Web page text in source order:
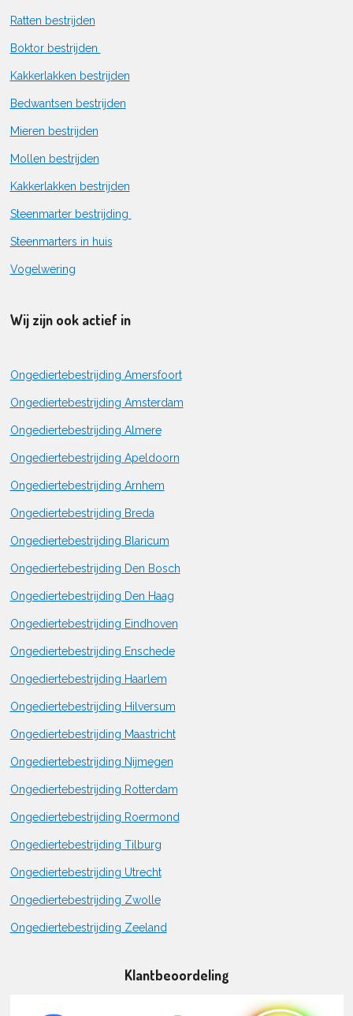
Ratten bestrijden
Boktor bestrijden
Kakkerlakken bestrijden
Bedwantsen bestrijden
Mieren bestrijden
Mollen bestrijden
Kakkerlakken bestrijden
Steenmarter bestrijding
Steenmarters in huis
Vogelwering
Wij zijn ook actief in
Ongediertebestrijding Amersfoort
Ongediertebestrijding Amsterdam
Ongediertebestrijding Almere
Ongediertebestrijding Apeldoorn
Ongediertebestrijding Arnhem
Ongediertebestrijding Breda
Ongediertebestrijding Blaricum
Ongediertebestrijding Den Bosch
Ongediertebestrijding Den Haag
Ongediertebestrijding Eindhoven
Ongediertebestrijding Enschede
Ongediertebestrijding Haarlem
Ongediertebestrijding Hilversum
Ongediertebestrijding Maastricht
Ongediertebestrijding Nijmegen
Ongediertebestrijding Rotterdam
Ongediertebestrijding Roermond
Ongediertebestrijding Tilburg
Ongediertebestrijding Utrecht
Ongediertebestrijding Zwolle
Ongediertebestrijding Zeeland
Klantbeoordeling